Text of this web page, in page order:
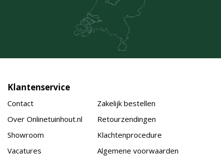
Klantenservice
Contact
Over Onlinetuinhout.nl
Showroom
Vacatures
Zakelijk bestellen
Retourzendingen
Klachtenprocedure
Algemene voorwaarden